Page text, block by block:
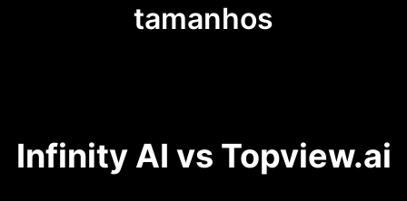
tamanhos
Infinity AI vs Topview.ai